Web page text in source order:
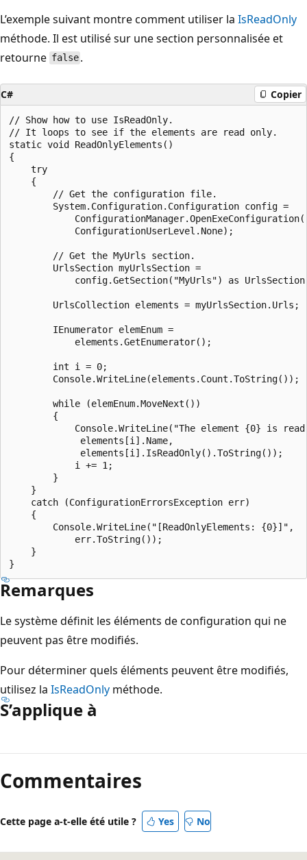
L’exemple suivant montre comment utiliser la IsReadOnly
méthode. Il est utilisé sur une section personnalisée et
retourne false .
C# Copier
// Show how to use IsReadOnly.
// It loops to see if the elements are read only.
static void ReadOnlyElements()
{
    try
    {
        // Get the configuration file.
        System.Configuration.Configuration config =
            ConfigurationManager.OpenExeConfiguration(
            ConfigurationUserLevel.None);
        // Get the MyUrls section.
        UrlsSection myUrlsSection =
config.GetSection("MyUrls") as
        UrlsCollection elements = myUrlsSection.Urls;
        IEnumerator elemEnum =
            elements.GetEnumerator();
        int i = 0;
        Console.WriteLine(elements.Count.ToString());
        while (elemEnum.MoveNext())
        {
Console.WriteLine("The element {0} is
             elements[i].Name,
             elements[i].IsReadOnly().ToString());
            i += 1;
        }
    }
    catch (ConfigurationErrorsException err)
    {
        Console.WriteLine("[ReadOnlyElements: {0}]",
            err.ToString());
    }
Remarques
Le système définit les éléments de configuration qui ne
peuvent pas être modifiés.
Pour déterminer quels éléments peuvent être modifiés,
utilisez la IsReadOnly méthode.
S’applique à
lecture
désactivé
Commentaires
Cette page a-t-elle été utile ? Yes No